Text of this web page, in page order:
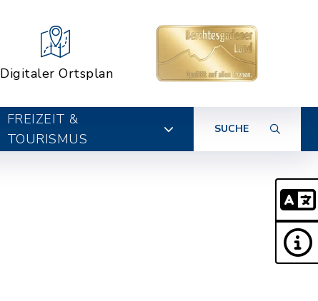
Digitaler Ortsplan
FREIZEIT &
TOURISMUS
SUCHE